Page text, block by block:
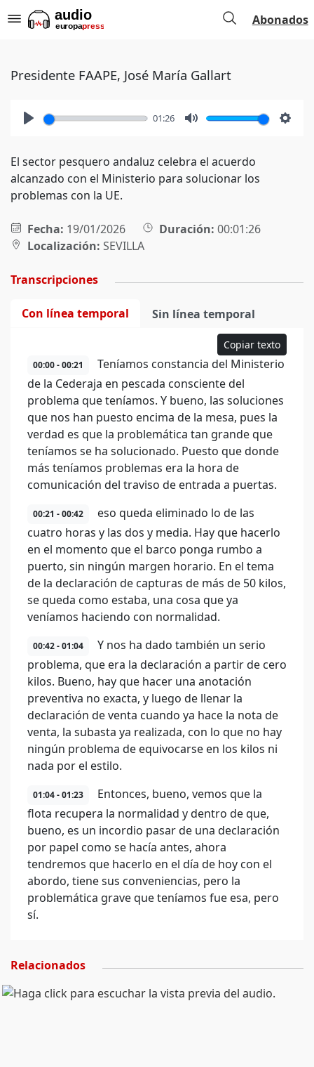
Abonados
Presidente FAAPE, José María Gallart
01:26
El sector pesquero andaluz celebra el acuerdo
alcanzado con el Ministerio para solucionar los
problemas con la UE.
Fecha: 19/01/2026 Duración: 00:01:26
Localización: SEVILLA
Transcripciones
Con línea temporal Sin línea temporal
Copiar texto
00:00 - 00:21
Teníamos constancia del Ministerio
de la Cederaja en pescada consciente del
problema que teníamos. Y bueno, las soluciones
que nos han puesto encima de la mesa, pues la
verdad es que la problemática tan grande que
teníamos se ha solucionado. Puesto que donde
más teníamos problemas era la hora de
comunicación del traviso de entrada a puertas.
00:21 - 00:42
eso queda eliminado lo de las
cuatro horas y las dos y media. Hay que hacerlo
en el momento que el barco ponga rumbo a
puerto, sin ningún margen horario. En el tema
de la declaración de capturas de más de 50 kilos,
se queda como estaba, una cosa que ya
veníamos haciendo con normalidad.
00:42 - 01:04
Y nos ha dado también un serio
problema, que era la declaración a partir de cero
kilos. Bueno, hay que hacer una anotación
preventiva no exacta, y luego de llenar la
declaración de venta cuando ya hace la nota de
venta, la subasta ya realizada, con lo que no hay
ningún problema de equivocarse en los kilos ni
nada por el estilo.
01:04 - 01:23
Entonces, bueno, vemos que la
flota recupera la normalidad y dentro de que,
bueno, es un incordio pasar de una declaración
por papel como se hacía antes, ahora
tendremos que hacerlo en el día de hoy con el
abordo, tiene sus conveniencias, pero la
problemática grave que teníamos fue esa, pero
sí.
Relacionados